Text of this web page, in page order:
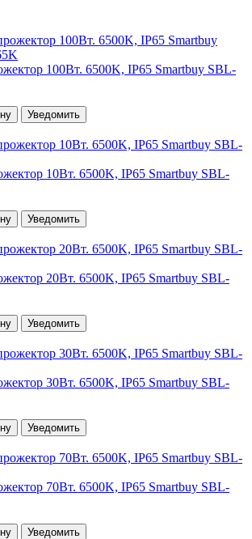
100Вт. 6500K, IP65 Smartbuy SBL-
Уведомить
10Вт. 6500K, IP65 Smartbuy SBL-
Уведомить
20Вт. 6500K, IP65 Smartbuy SBL-
Уведомить
30Вт. 6500K, IP65 Smartbuy SBL-
Уведомить
70Вт. 6500K, IP65 Smartbuy SBL-
Уведомить